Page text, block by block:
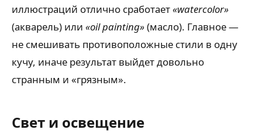
иллюстраций отлично сработает«watercolor»
(акварель) или «oil painting»(масло). Главное —
не смешивать противоположные стили в одну
кучу, иначе результат выйдет довольно
странным и «грязным».
Свет и освещение